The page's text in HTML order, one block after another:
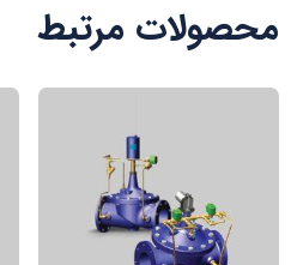
محصولات مرتبط